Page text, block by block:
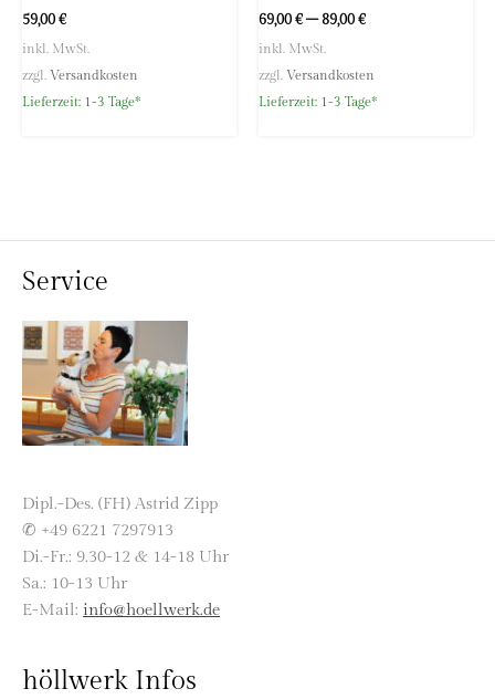
59,00€
inkl. MwSt.
zzgl. Versandkosten
Lieferzeit: 1-3 Tage*
69,00€–89,00€
inkl. MwSt.
zzgl. Versandkosten
Lieferzeit: 1-3 Tage*
Service
Dipl.-Des. (FH) Astrid Zipp
✆ +49 6221 7297913
Di.-Fr.: 9.30-12 & 14-18 Uhr
Sa.: 10-13 Uhr
E-Mail: info@hoellwerk.de
höllwerk Infos